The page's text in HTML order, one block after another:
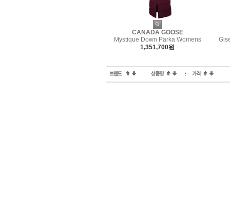
CANADA GOOSE
Mystique Down Parka Womens
1,351,700원